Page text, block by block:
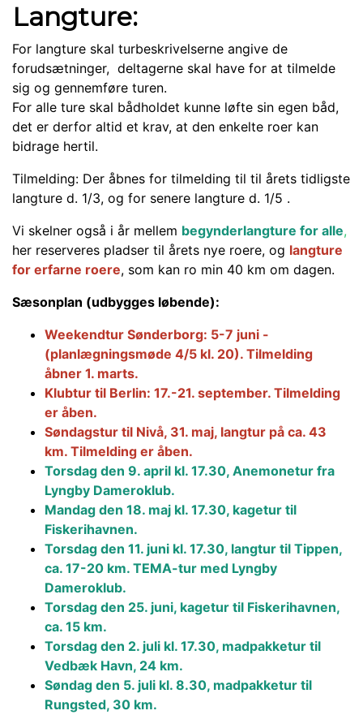
Langture:
For langture skal turbeskrivelserne angive de
forudsætninger, deltagerne skal have for at tilmelde
sig og gennemføre turen.
For alle ture skal bådholdet kunne løfte sin egen båd,
det er derfor altid et krav, at den enkelte roer kan
bidrage hertil.
Tilmelding: Der åbnes for tilmelding til til årets tidligste
langture d. 1/3, og for senere langture d. 1/5 .
Vi skelner også i år mellem begynderlangture for alle,
her reserveres pladser til årets nye roere, og langture
for erfarne roere, som kan ro min 40 km om dagen.
Sæsonplan (udbygges løbende):
Weekendtur Sønderborg: 5-7 juni -
(planlægningsmøde 4/5 kl. 20). Tilmelding
åbner 1. marts.
Klubtur til Berlin: 17.-21. september. Tilmelding
er åben.
Søndagstur til Nivå, 31. maj, langtur på ca. 43
km. Tilmelding er åben.
Torsdag den 9. april kl. 17.30, Anemonetur fra
Lyngby Dameroklub.
Mandag den 18. maj kl. 17.30, kagetur til
Fiskerihavnen.
Torsdag den 11. juni kl. 17.30, langtur til Tippen,
ca. 17-20 km. TEMA-tur med Lyngby
Dameroklub.
Torsdag den 25. juni, kagetur til Fiskerihavnen,
ca. 15 km.
Torsdag den 2. juli kl. 17.30, madpakketur til
Vedbæk Havn, 24 km.
Søndag den 5. juli kl. 8.30, madpakketur til
Rungsted, 30 km.